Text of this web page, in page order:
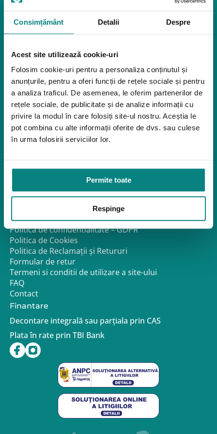
Consimțământ Detalii Despre
Acest site utilizează cookie-uri
Folosim cookie-uri pentru a personaliza conținutul și
anunțurile, pentru a oferi funcții de rețele sociale și pentru
a analiza traficul. De asemenea, le oferim partenerilor de
rețele sociale, de publicitate și de analize informații cu
privire la modul în care folosiți site-ul nostru. Aceștia le
pot combina cu alte informații oferite de dvs. sau culese
în urma folosirii serviciilor lor.
Permite toate
Respinge
Pozitionare
Igiena
Mostre
Dispozitive pentru urcarea scărilor
Rampe pentru scaune cu rotile
Bare de prindere și mânere de baie
Închiriere platforme șenilate
Închiriere rampe acces
Produse pentru adulţi
Apnee în somn
Oxigenoterapia
Service
Despre noi
Politica de confidentialitate – GDPR
Politica de Cookies
Politica de Reclamații și Retururi
Formular de retur
Termeni si conditii de utilizare a site-ului
FAQ
Contact
Finantare
Decontare integrală sau parțiala prin CAS
Plata în rate prin TBI Bank